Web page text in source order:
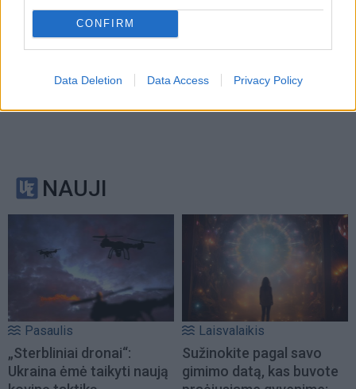
CONFIRM
Data Deletion Data Access Privacy Policy
NAUJI
Pasaulis
„Sterbliniai dronai“:
Ukraina ėmė taikyti naują
Laisvalaikis
Sužinokite pagal savo
gimimo datą, kas buvote